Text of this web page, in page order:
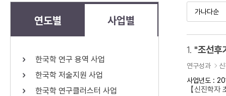
검색 연산자 사용안내
연산자
연도별 사업별
한국학 연구 용역 사업
한국학 저술지원 사업
한국학 연구클러스터 사업
1.
연구성과
사업년도 :
【신진학